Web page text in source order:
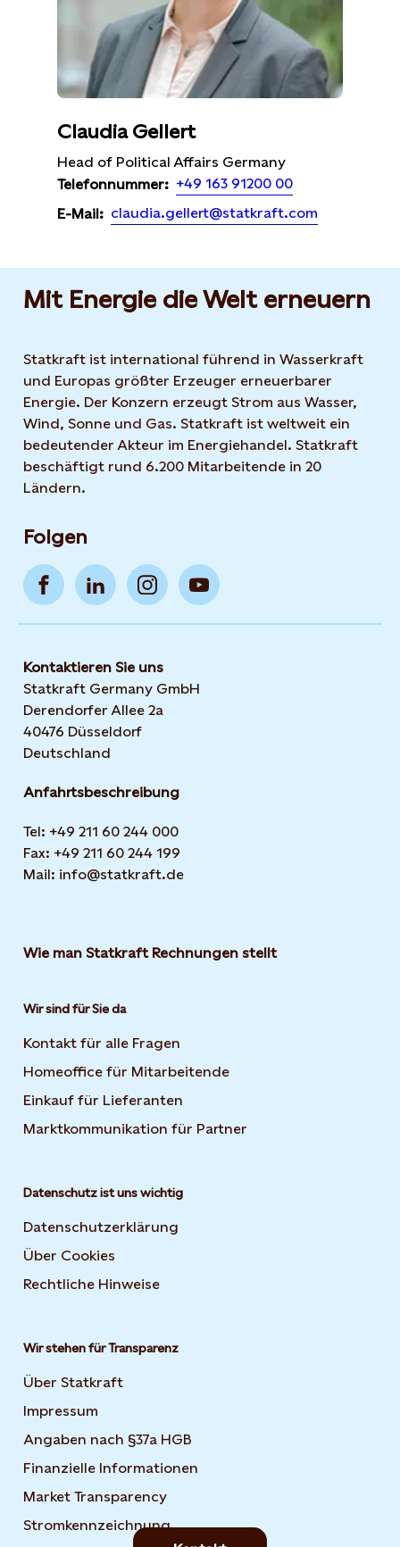
Claudia Gellert
Head of Political Affairs Germany
Telefonnummer: +49 163 91200 00
E-Mail: claudia.gellert@statkraft.com
Mit Energie die Welt erneuern
Statkraft ist international führend in Wasserkraft
und Europas größter Erzeuger erneuerbarer
Energie. Der Konzern erzeugt Strom aus Wasser,
Wind, Sonne und Gas. Statkraft ist weltweit ein
bedeutender Akteur im Energiehandel. Statkraft
beschäftigt rund 6.200 Mitarbeitende in 20
Ländern.
Folgen
Kontaktieren Sie uns
Statkraft Germany GmbH
Derendorfer Allee 2a
40476 Düsseldorf
Deutschland
Anfahrtsbeschreibung
Tel: +49 211 60 244 000
Fax: +49 211 60 244 199
Mail: info@statkraft.de
Wie man Statkraft Rechnungen stellt
Wir sind für Sie da
Kontakt für alle Fragen
Homeoffice für Mitarbeitende
Einkauf für Lieferanten
Marktkommunikation für Partner
Datenschutz ist uns wichtig
Datenschutzerklärung
Über Cookies
Rechtliche Hinweise
Wir stehen für Transparenz
Über Statkraft
Impressum
Angaben nach §37a HGB
Finanzielle Informationen
Market Transparency
Stromkennzeichnung